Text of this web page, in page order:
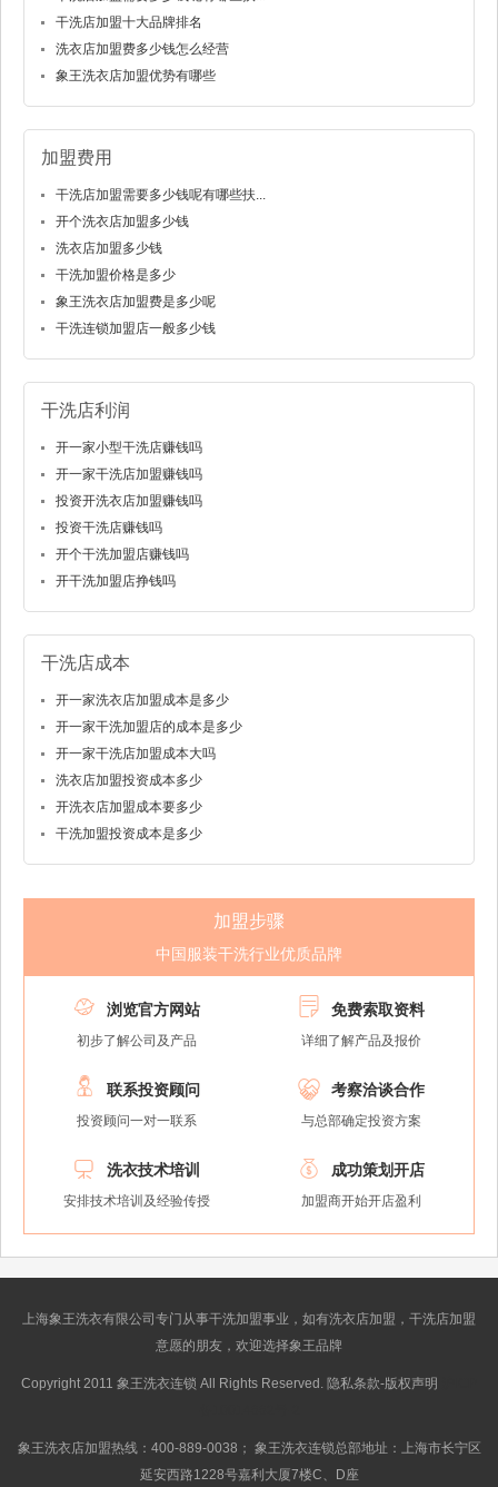
干洗店加盟十大品牌排名
洗衣店加盟费多少钱怎么经营
象王洗衣店加盟优势有哪些
加盟费用
干洗店加盟需要多少钱呢有哪些扶...
开个洗衣店加盟多少钱
洗衣店加盟多少钱
干洗加盟价格是多少
象王洗衣店加盟费是多少呢
干洗连锁加盟店一般多少钱
干洗店利润
开一家小型干洗店赚钱吗
开一家干洗店加盟赚钱吗
投资开洗衣店加盟赚钱吗
投资干洗店赚钱吗
开个干洗加盟店赚钱吗
开干洗加盟店挣钱吗
干洗店成本
开一家洗衣店加盟成本是多少
开一家干洗加盟店的成本是多少
开一家干洗店加盟成本大吗
洗衣店加盟投资成本多少
开洗衣店加盟成本要多少
干洗加盟投资成本是多少
加盟步骤
中国服装干洗行业优质品牌
 浏览官方网站
初步了解公司及产品
 免费索取资料
详细了解产品及报价
 联系投资顾问
投资顾问一对一联系
 考察洽谈合作
与总部确定投资方案
 洗衣技术培训
安排技术培训及经验传授
 成功策划开店
加盟商开始开店盈利
上海象王洗衣有限公司专门从事干洗加盟事业，如有洗衣店加盟，干洗店加盟
意愿的朋友，欢迎选择象王品牌
Copyright 2011 象王洗衣连锁 All Rights Reserved. 隐私条款-版权声明
象王洗衣店加盟热线：400-889-0038； 象王洗衣连锁总部地址：上海市长宁区
延安西路1228号嘉利大厦7楼C、D座